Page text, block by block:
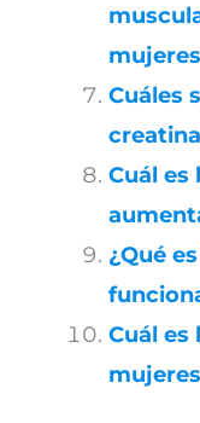
mujeres
Cuáles
Cuál es
¿Qué
Cuál es
mujeres